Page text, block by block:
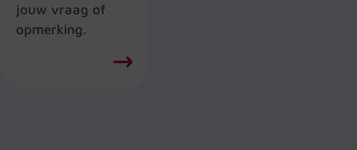
jouw vraag of
opmerking.